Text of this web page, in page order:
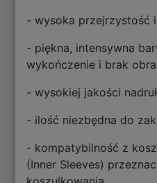
- wysoka przejrzystość
- piękna, intensywna
wykończenie i brak
- wysokiej jakości
- ilość niezbędna do
- kompatybilność z
(Inner Sleeves)